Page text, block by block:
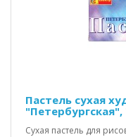
Пастель сухая
Сухая пастель для